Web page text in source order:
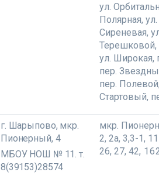
ул.
Полярная,
Сиреневая,
Терешковой,
ул. Широкая,
пер.
пер.
Стартовый,
г. Шарыпово, мкр.
Пионерный, 4
МБОУ НОШ № 11. т.
8(39153)28574
мкр.
2, 2а, 3,3-1,
26, 27, 42,